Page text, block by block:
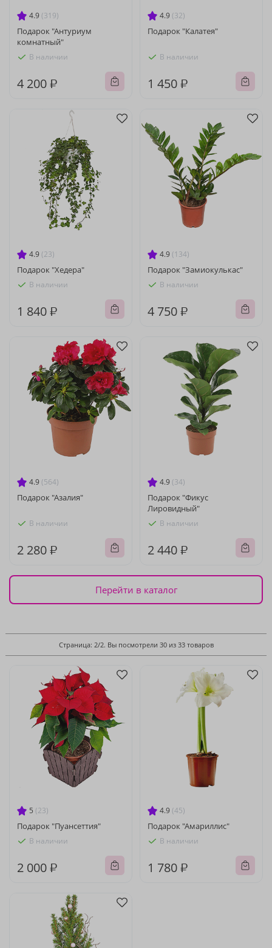
4.9 (319)
Подарок "Антуриум
комнатный"
В наличии
4 200 ₽
4.9 (32)
Подарок "Калатея"
В наличии
1 450 ₽
4.9 (23)
Подарок "Хедера"
В наличии
1 840 ₽
4.9 (134)
Подарок "Замиокулькас"
В наличии
4 750 ₽
4.9 (564)
Подарок "Азалия"
В наличии
2 280 ₽
4.9 (34)
Подарок "Фикус
Лировидный"
В наличии
2 440 ₽
Перейти в каталог
Страница: 2/2. Вы посмотрели 30 из 33 товаров
5 (23)
Подарок "Пуансеттия"
В наличии
2 000 ₽
4.9 (45)
Подарок "Амариллис"
В наличии
1 780 ₽